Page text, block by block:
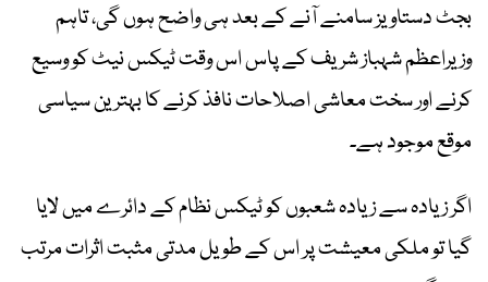
بجٹ دستاویز سامنے آنے کے بعد ہی واضح ہوں گی، تاہم
وزیراعظم شہباز شریف کے پاس اس وقت ٹیکس نیٹ کو وسیع
کرنے اور سخت معاشی اصلاحات نافذ کرنے کا بہترین سیاسی
موقع موجود ہے۔
اگر زیادہ سے زیادہ شعبوں کو ٹیکس نظام کے دائرے میں لایا
گیا تو ملکی معیشت پر اس کے طویل مدتی مثبت اثرات مرتب